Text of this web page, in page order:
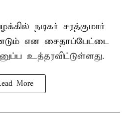
நடிகர் சரத்குமார்
என சைதாப்பேட்டை
உத்தரவிட்டுள்ளது.
More